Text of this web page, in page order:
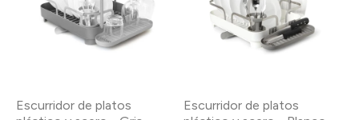
Escurridor de platos
Escurridor de platos